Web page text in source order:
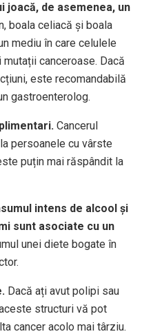
joacă, de asemenea, un
boala celiacă și boala
mediu în care celulele
canceroase. Dacă
este recomandabilă
gastroenterolog.
Cancerul
persoanele cu vârste
puțin mai răspândit la
intens de alcool și
sunt asociate cu un
unei diete bogate în
Dacă ați avut polipi sau
structuri vă pot
cancer acolo mai târziu.